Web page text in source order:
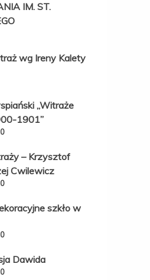
IM. ST.
wg Ireny Kalety
„Witraże
1901”
– Krzysztof
Cwilewicz
szkło w
Dawida